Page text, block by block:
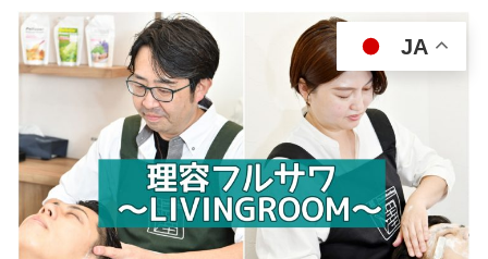
JA